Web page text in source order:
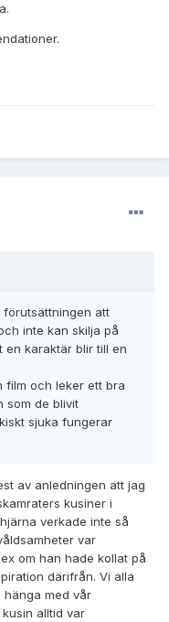
förutsättningen att
inte kan skilja på
en karaktär blir till en
film och leker ett bra
som de blivit
sjuka fungerar
av anledningen att jag
kusiner i
verkade inte så
var
om han hade kollat på
därifrån. Vi alla
med vår
alltid var